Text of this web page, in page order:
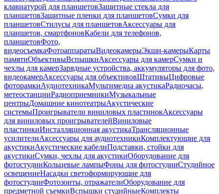
клавиатурой для планшетовЗащитные стекла для
планшетовЗащитные пленки для планшетовСумки для
планшетовСтилусы для планшетовАксессуары для
планшетов, смартфоновКабели для телефонов,
планшетовФото,
видеосъемкаФотоаппаратыВидеокамерыЭкшн-камерыКарты
памятиОбъективыВспышкиАксессуары для камерСумки и
чехлы для камерЗарядные устройства, аккумуляторы для фото,
видеокамерАксессуары для объективовШтативыЦифровые
фоторамкиАудиотехникаМультимедиа акустикаРадиочасы,
метеостанцииРадиоприемникиМузыкальные
центрыДомашние кинотеатрыАкустические
системыПроигрыватели виниловых пластинокАксессуары
для виниловых проигрывателейВиниловые
пластинкиИнсталляционная акустикаТрансляционные
усилителиАксессуары для аудиотехникиКомплектующие для
акустикиАкустические кабелиПодставки, стойки для
акустикиСумки, чехлы для акустикиОборудование для
фотостудииКольцевые лампыФоны для фотостудииСтудийное
освещениеНасадки светоформирующие для
фотостудииФотозонты, отражателиОборудование для
предметной съемкиВспышки студийныеКомплекты